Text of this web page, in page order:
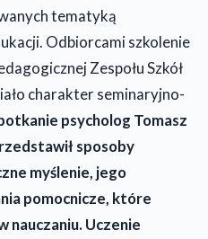
tematyką
Odbiorcami szkolenie
Zespołu Szkół
charakter seminaryjno-
psycholog Tomasz
sposoby
myślenie, jego
pomocnicze, które
nauczaniu. Uczenie